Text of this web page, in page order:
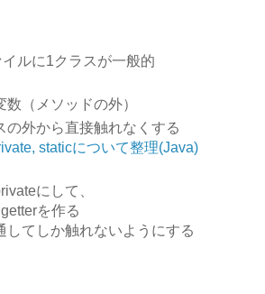
ルに1クラスが一般的
数（メソッドの外）
外から直接触れなくする
staticについて整理(Java)
にして、
を作る
てしか触れないようにする